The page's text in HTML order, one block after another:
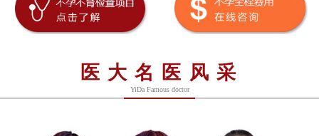
医大名医风采
YiDa Famous doctor